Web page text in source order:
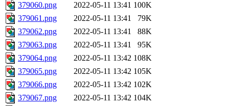
379060.png
2022-05-11 13:41 100K
379061.png
2022-05-11 13:41
79K
379062.png
2022-05-11 13:41
88K
379063.png
2022-05-11 13:41
95K
379064.png
2022-05-11 13:42 108K
379065.png
2022-05-11 13:42 105K
379066.png
2022-05-11 13:42 102K
379067.png
2022-05-11 13:42 104K